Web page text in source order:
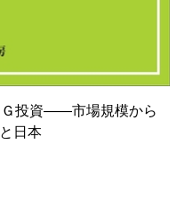
Ｇ投資――市場規模から
日本